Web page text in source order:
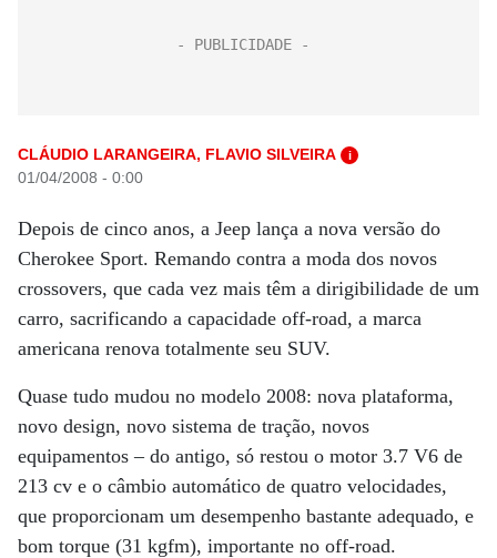
CLÁUDIO LARANGEIRA, FLAVIO SILVEIRA i
01/04/2008 - 0:00
Depois de cinco anos, a Jeep lança a nova versão do
Cherokee Sport. Remando contra a moda dos novos
crossovers, que cada vez mais têm a dirigibilidade de um
carro, sacrificando a capacidade off-road, a marca
americana renova totalmente seu SUV.
Quase tudo mudou no modelo 2008: nova plataforma,
novo design, novo sistema de tração, novos
equipamentos – do antigo, só restou o motor 3.7 V6 de
213 cv e o câmbio automático de quatro velocidades,
que proporcionam um desempenho bastante adequado, e
bom torque (31 kgfm), importante no off-road.